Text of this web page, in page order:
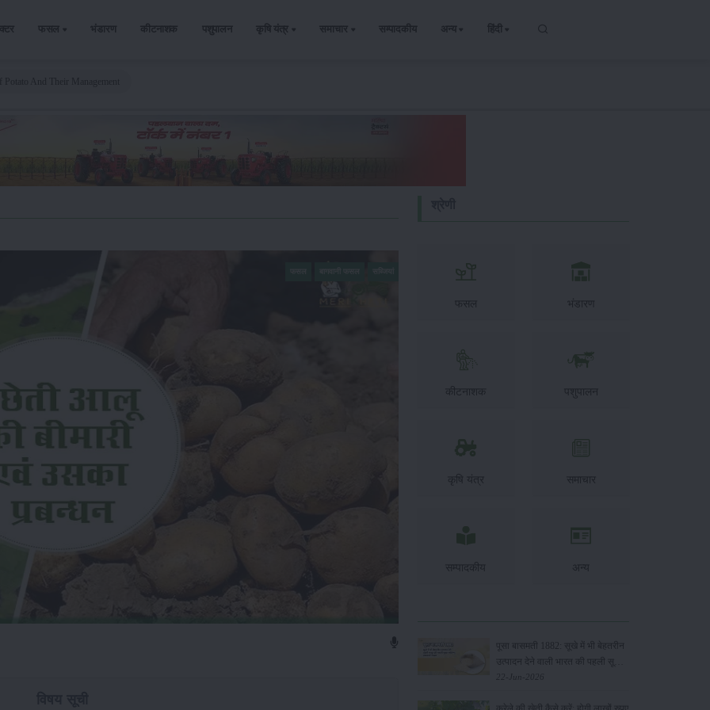
फसल भंडारण कीटनाशक पशुपालन कृषि यंत्र समाचार सम्पादकीय अन्य हिंदी
फसल भंडारण
कीटनाशक पशुपालन
कृषि यंत्र समाचार
सम्पादकीय अन्य
पूसा बासमती 1882: सूखे में भी बेहतरीन
उत्पादन देने वाली भारत की पहली सूखा-
सहिष्णु बासमती किस्म
22-Jun-2026